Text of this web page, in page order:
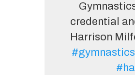
credential
Harrison
#gymnastics